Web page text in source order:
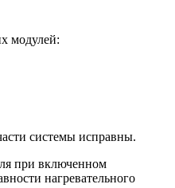
модулей:
системы исправны.
при включенном
нагревательного